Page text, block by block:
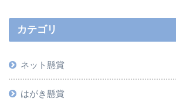
カテゴリ
ネット懸賞
はがき懸賞